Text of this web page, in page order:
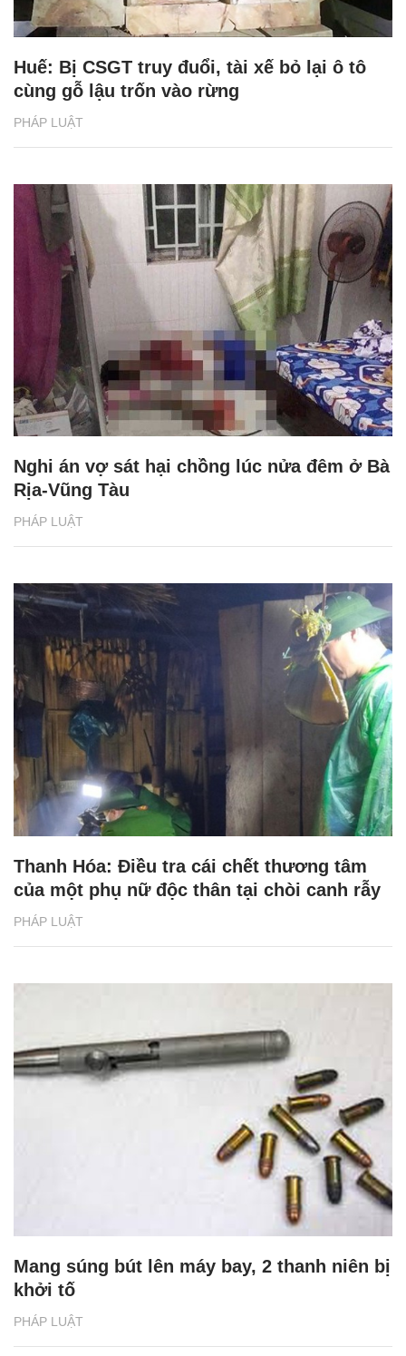
PHÁP LUẬT
Huế: Bị CSGT truy đuổi, tài xế bỏ lại ô tô
cùng gỗ lậu trốn vào rừng
PHÁP LUẬT
Nghi án vợ sát hại chồng lúc nửa đêm ở Bà
Rịa-Vũng Tàu
PHÁP LUẬT
Thanh Hóa: Điều tra cái chết thương tâm
của một phụ nữ độc thân tại chòi canh rẫy
PHÁP LUẬT
Mang súng bút lên máy bay, 2 thanh niên bị
khởi tố